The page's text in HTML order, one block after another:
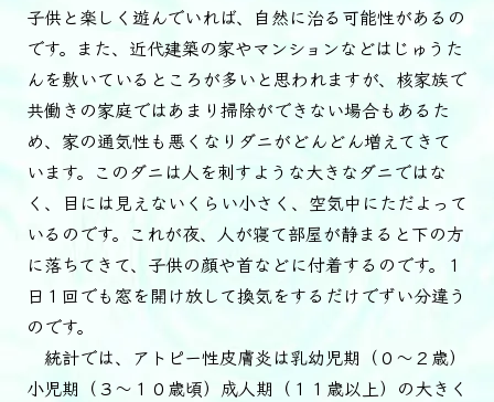
子供と楽しく遊んでいれば、自然に治る可能性があるの
です。また、近代建築の家やマンションなどはじゅうた
んを敷いているところが多いと思われますが、核家族で
共働きの家庭ではあまり掃除ができない場合もあるた
め、家の通気性も悪くなりダニがどんどん増えてきて
います。このダニは人を刺すような大きなダニではな
く、目には見えないくらい小さく、空気中にただよって
いるのです。これが夜、人が寝て部屋が静まると下の方
に落ちてきて、子供の顔や首などに付着するのです。１
日１回でも窓を開け放して換気をするだけでずい分違う
のです。
統計では、アトピー性皮膚炎は乳幼児期（０～２歳）
小児期（３～１０歳頃）成人期（１１歳以上）の大きく